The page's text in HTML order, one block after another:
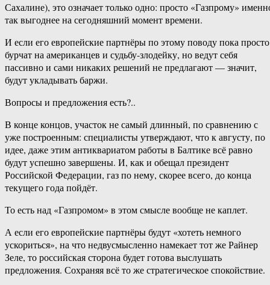
Сахалине), это означает только одно: просто «Газпрому»
так выгоднее на сегодняшний момент времени.
И если его европейские партнёры по этому поводу пока просто
бурчат на американцев и судьбу-злодейку, но ведут себя
пассивно и сами никаких решений не предлагают — значит,
будут укладывать баржи.
Вопросы и предложения есть?..
В конце концов, участок не самый длинный, по сравнению с
уже построенным: специалисты утверждают, что к августу, по
идее, даже этим антиквариатом работы в Балтике всё равно
будут успешно завершены. И, как и обещал президент
Российской Федерации, газ по нему, скорее всего, до конца
текущего года пойдёт.
То есть над «Газпромом» в этом смысле вообще не каплет.
А если его европейские партнёры будут «хотеть немного
ускориться», на что недвусмысленно намекает тот же Райнер
Зеле, то российская сторона будет готова выслушать
предложения. Сохраняя всё то же стратегическое спокойствие.